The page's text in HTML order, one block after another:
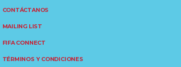
CONTÁCTANOS
MAILING LIST
FIFA CONNECT
TÉRMINOS Y CONDICIONES